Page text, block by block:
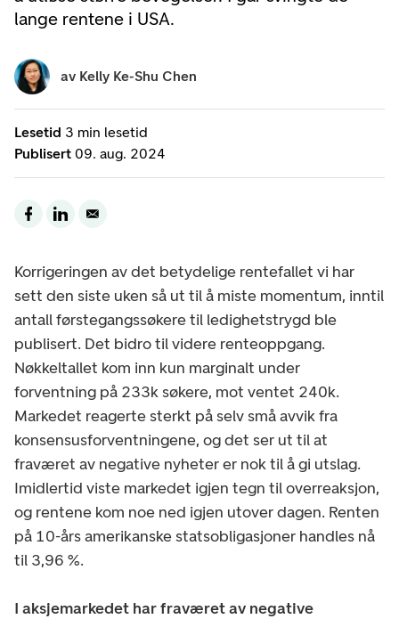
lange rentene i USA.
Lesetid 3 min lesetid
Publisert 09. aug. 2024
av Kelly Ke-Shu Chen
Korrigeringen av det betydelige rentefallet vi har
sett den siste uken så ut til å miste momentum, inntil
antall førstegangssøkere til ledighetstrygd ble
publisert. Det bidro til videre renteoppgang.
Nøkkeltallet kom inn kun marginalt under
forventning på 233k søkere, mot ventet 240k.
Markedet reagerte sterkt på selv små avvik fra
konsensusforventningene, og det ser ut til at
fraværet av negative nyheter er nok til å gi utslag.
Imidlertid viste markedet igjen tegn til overreaksjon,
og rentene kom noe ned igjen utover dagen. Renten
på 10-års amerikanske statsobligasjoner handles nå
til 3,96 %.
I aksjemarkedet har fraværet av negative